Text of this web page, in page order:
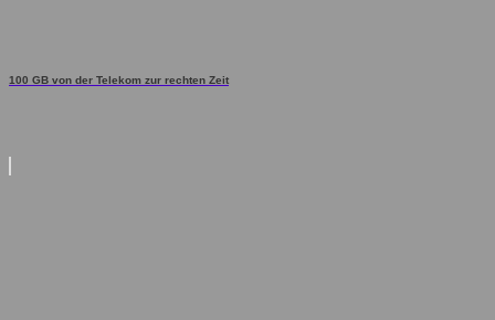
100 GB von der Telekom zur rechten Zeit